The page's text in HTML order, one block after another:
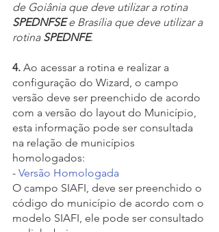
de Goiânia que deve utilizar a rotina
SPEDNFSE e Brasília que deve utilizar a
rotina SPEDNFE.
4. Ao acessar a rotina e realizar a
configuração do Wizard, o campo
versão deve ser preenchido de acordo
com a versão do layout do Município,
esta informação pode ser consultada
na relação de municípios
homologados:
- Versão Homologada
O campo SIAFI, deve ser preenchido o
código do município de acordo com o
modelo SIAFI, ele pode ser consultado